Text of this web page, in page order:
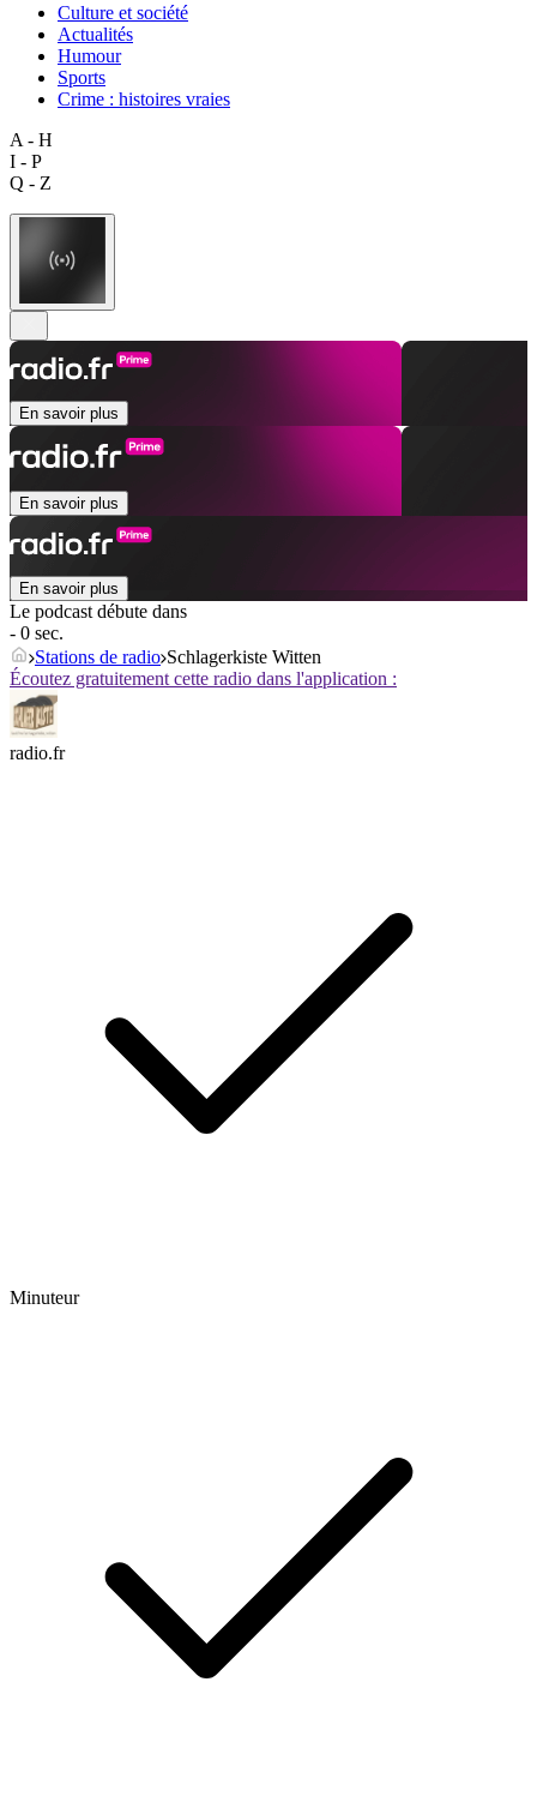
Culture et société
Actualités
Humour
Sports
Crime : histoires vraies
A - H
I - P
Q - Z
En savoir plus
En savoir plus
En savoir plus
Le podcast débute dans
- 0 sec.
Stations de radio Schlagerkiste Witten
Écoutez gratuitement cette radio dans l'application :
radio.fr
Minuteur